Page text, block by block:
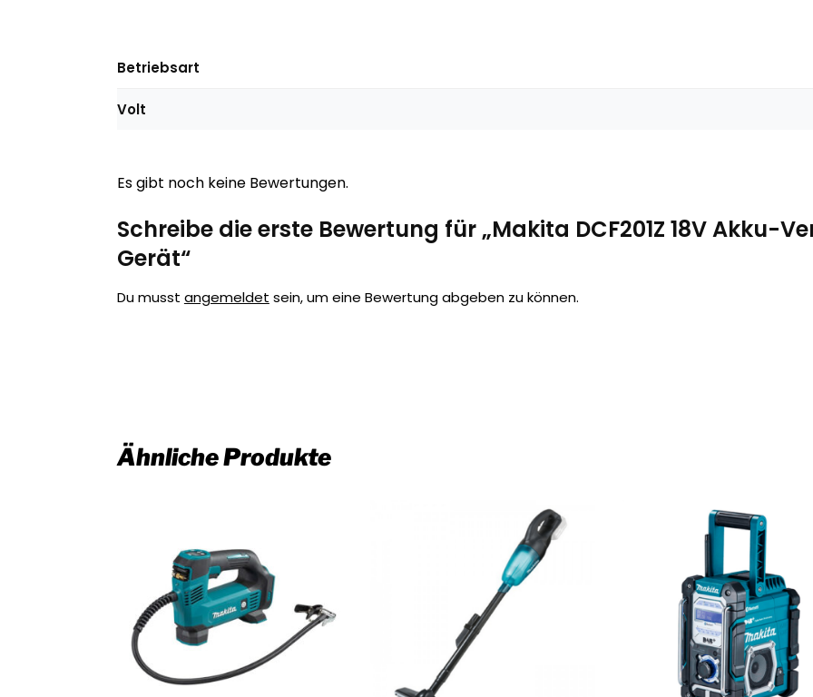
Betriebsart
Volt
Es gibt noch keine Bewertungen.
Schreibe die erste Bewertung für „Makita DCF201Z 18V Akku-
Gerät“
Du musst angemeldet sein, um eine Bewertung abgeben zu können.
Ähnliche Produkte